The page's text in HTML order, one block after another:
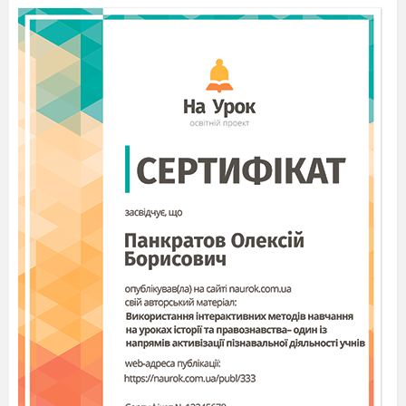
І славу, і волю:
Минулося - осталися
Могили на полі.
(Тарас прокидається, здивовано дивиться на
козака, котрий наче не помічає хлопчикового
здивування і продовжує):
Не вернуться сподівані.
лютий враже!
Не вернеться воля.
Та не дуже,
бо все гине, -
Не вернуться запорожці.
поляже.
Не встануть гетьмани.
Не поляже,
а розкаже.
Не покриють Україну
Що діялось в
світі.
Червоні жупани!
Чия правда,
чия кривда
Обідрана, сиротою
Понад Дніпром плаче: